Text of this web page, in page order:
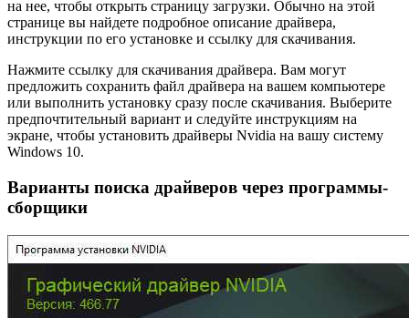
на нее, чтобы открыть страницу загрузки. Обычно на этой
странице вы найдете подробное описание драйвера,
инструкции по его установке и ссылку для скачивания.
Нажмите ссылку для скачивания драйвера. Вам могут
предложить сохранить файл драйвера на вашем компьютере
или выполнить установку сразу после скачивания. Выберите
предпочтительный вариант и следуйте инструкциям на
экране, чтобы установить драйверы Nvidia на вашу систему
Windows 10.
Варианты поиска драйверов через программы-
сборщики